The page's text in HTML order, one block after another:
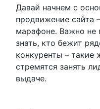
Давай начнем с
продвижение сайта
марафоне. Важно не
знать, кто бежит
конкуренты – такие
стремятся занять
выдаче.